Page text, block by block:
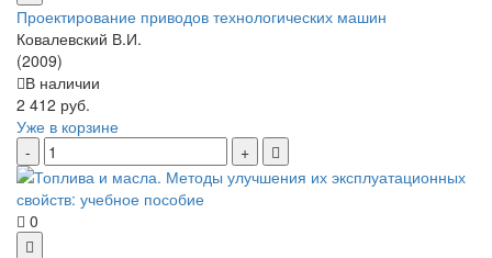
Проектирование приводов технологических машин
Ковалевский В.И.
(2009)
В наличии
2 412 руб.
Уже в корзине
0